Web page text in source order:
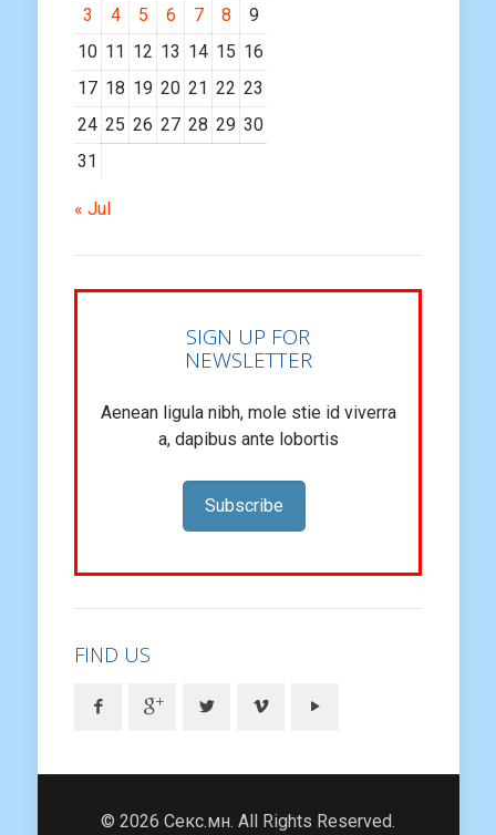
3
4 5 6 7 8
9
10 11 12 13 14 15 16
17 18 19 20 21 22 23
24 25 26 27 28 29 30
31
« Jul
SIGN UP FOR
NEWSLETTER
Aenean ligula nibh, mole stie id viverra
a, dapibus ante lobortis
Subscribe
FIND US
© 2026 Секс.мн. All Rights Reserved.